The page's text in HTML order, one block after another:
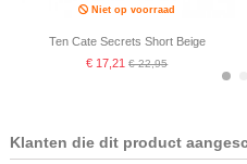
Niet op voorraad
Ten Cate Secrets Short Beige
€ 17,21€ 22,95
Klanten die dit product